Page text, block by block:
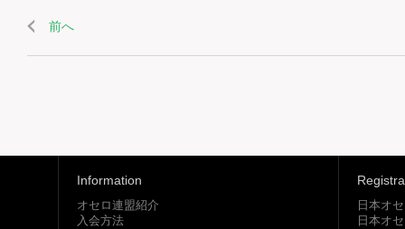
前へ
Information
オセロ連盟紹介
入会方法
日本オ
日本オ